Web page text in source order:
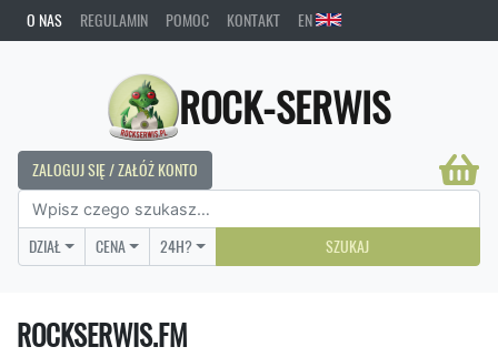
O NAS REGULAMIN POMOC KONTAKT EN
ROCK-SERWIS
ZALOGUJ SIĘ / ZAŁÓŻ KONTO
DZIAŁ CENA 24H? SZUKAJ
ROCKSERWIS.FM